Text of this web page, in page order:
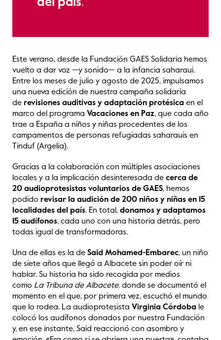
del país.
Este verano, desde la Fundación GAES Solidaria hemos
vuelto a dar voz —y sonido— a la infancia saharaui.
Entre los meses de julio y agosto de 2025, impulsamos
una nueva edición de nuestra campaña solidaria
de revisiones auditivas y adaptación protésica en el
marco del programa Vacaciones en Paz, que cada año
trae a España a niños y niñas procedentes de los
campamentos de personas refugiadas saharauis en
Tinduf (Argelia).
Gracias a la colaboración con múltiples asociaciones
locales y a la implicación desinteresada de cerca de
20 audioprotesistas voluntarios de GAES, hemos
podido revisar la audición de 200 niños y niñas en 15
localidades del país. En total, donamos y adaptamos
15 audífonos, cada uno con una historia detrás, pero
todas igual de transformadoras.
Una de ellas es la de Said Mohamed-Embarec, un niño
de siete años que llegó a Albacete sin poder oír ni
hablar. Su historia ha sido recogida por medios
como La Tribuna de Albacete, donde se documentó el
momento en el que, por primera vez, escuchó el mundo
que lo rodea. La audioprotesista Virginia Córdoba le
colocó los audífonos donados por nuestra Fundación
y, en ese instante, Said reaccionó con asombro y